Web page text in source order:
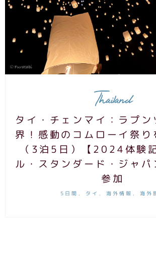
Thailand
タイ・チェンマイ：ラプン
界！感動のコムローイ祭り
（3泊5日）【2024体験
ル・スタンダード・ジャパ
参加
5日間 , タイ , 海外情報 , 海外